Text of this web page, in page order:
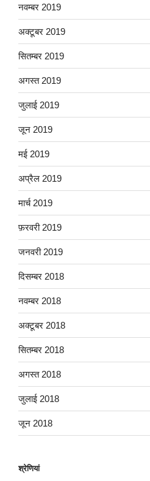
नवम्बर 2019
अक्टूबर 2019
सितम्बर 2019
अगस्त 2019
जुलाई 2019
जून 2019
मई 2019
अप्रैल 2019
मार्च 2019
फ़रवरी 2019
जनवरी 2019
दिसम्बर 2018
नवम्बर 2018
अक्टूबर 2018
सितम्बर 2018
अगस्त 2018
जुलाई 2018
जून 2018
श्रेणियां